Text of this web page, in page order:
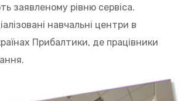
заявленому рівню сервіса.
навчальні центри в
Прибалтики, де працівники